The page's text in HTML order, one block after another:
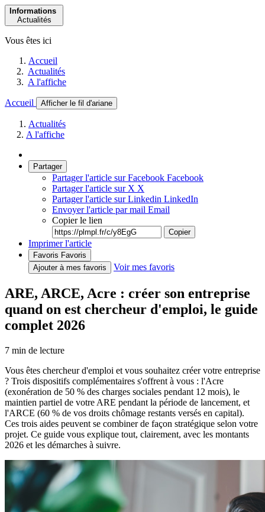
Informations
Actualités
Vous êtes ici
Accueil
Actualités
A l'affiche
Accueil Afficher le fil d'ariane
Actualités
A l'affiche
Partager
Partager l'article sur Facebook Facebook
Partager l'article sur X X
Partager l'article sur Linkedin LinkedIn
Envoyer l'article par mail Email
Copier le lien
Copier
Imprimer l'article
Favoris Favoris
Ajouter à mes favoris
Voir mes favoris
ARE, ARCE, Acre : créer son entreprise
quand on est chercheur d'emploi, le guide
complet 2026
7 min de lecture
Vous êtes chercheur d'emploi et vous souhaitez créer votre entreprise
? Trois dispositifs complémentaires s'offrent à vous : l'Acre
(exonération de 50 % des charges sociales pendant 12 mois), le
maintien partiel de votre ARE pendant la période de lancement, et
l'ARCE (60 % de vos droits chômage restants versés en capital).
Ces trois aides peuvent se combiner de façon stratégique selon votre
projet. Ce guide vous explique tout, clairement, avec les montants
2026 et les démarches à suivre.